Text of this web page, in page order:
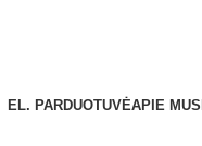
EL. PARDUOTUVĖAPIE MUS